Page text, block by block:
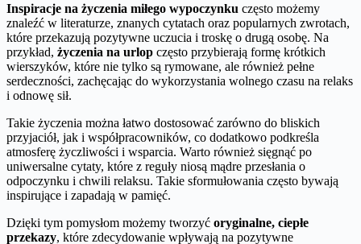
Inspiracje na życzenia miłego wypoczynku często możemy
znaleźć w literaturze, znanych cytatach oraz popularnych zwrotach,
które przekazują pozytywne uczucia i troskę o drugą osobę. Na
przykład, życzenia na urlop często przybierają formę krótkich
wierszyków, które nie tylko są rymowane, ale również pełne
serdeczności, zachęcając do wykorzystania wolnego czasu na relaks
i odnowę sił.
Takie życzenia można łatwo dostosować zarówno do bliskich
przyjaciół, jak i współpracowników, co dodatkowo podkreśla
atmosferę życzliwości i wsparcia. Warto również sięgnąć po
uniwersalne cytaty, które z reguły niosą mądre przesłania o
odpoczynku i chwili relaksu. Takie sformułowania często bywają
inspirujące i zapadają w pamięć.
Dzięki tym pomysłom możemy tworzyć oryginalne, ciepłe
przekazy, które zdecydowanie wpływają na pozytywne